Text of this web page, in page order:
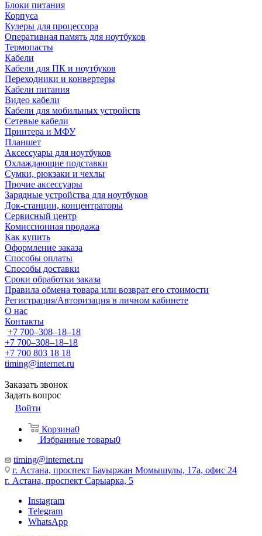
Блоки питания
Корпуса
Кулеры для процессора
Оперативная память для ноутбуков
Термопасты
Кабели
Кабели для ПК и ноутбуков
Переходники и конвертеры
Кабели питания
Видео кабели
Кабели для мобильных устройств
Сетевые кабели
Принтера и МФУ
Планшет
Аксессуары для ноутбуков
Охлаждающие подставки
Сумки, рюкзаки и чехлы
Прочие аксессуары
Зарядные устройства для ноутбуков
Док-станции, концентраторы
Сервисный центр
Комиссионная продажа
Как купить
Оформление заказа
Способы оплаты
Способы доставки
Сроки обработки заказа
Правила обмена товара или возврат его стоимости
Регистрация/Авторизация в личном кабинете
О нас
Контакты
+7 700‒308‒18‒18
+7 700‒308‒18‒18
+7 700 803 18 18
timing@internet.ru
Заказать звонок
Задать вопрос
Войти
Корзина0
Избранные товары0
timing@internet.ru
г. Астана, проспект Бауыржан Момышулы, 17а, офис 24
г. Астана, проспект Сарыарка, 5
Instagram
Telegram
WhatsApp